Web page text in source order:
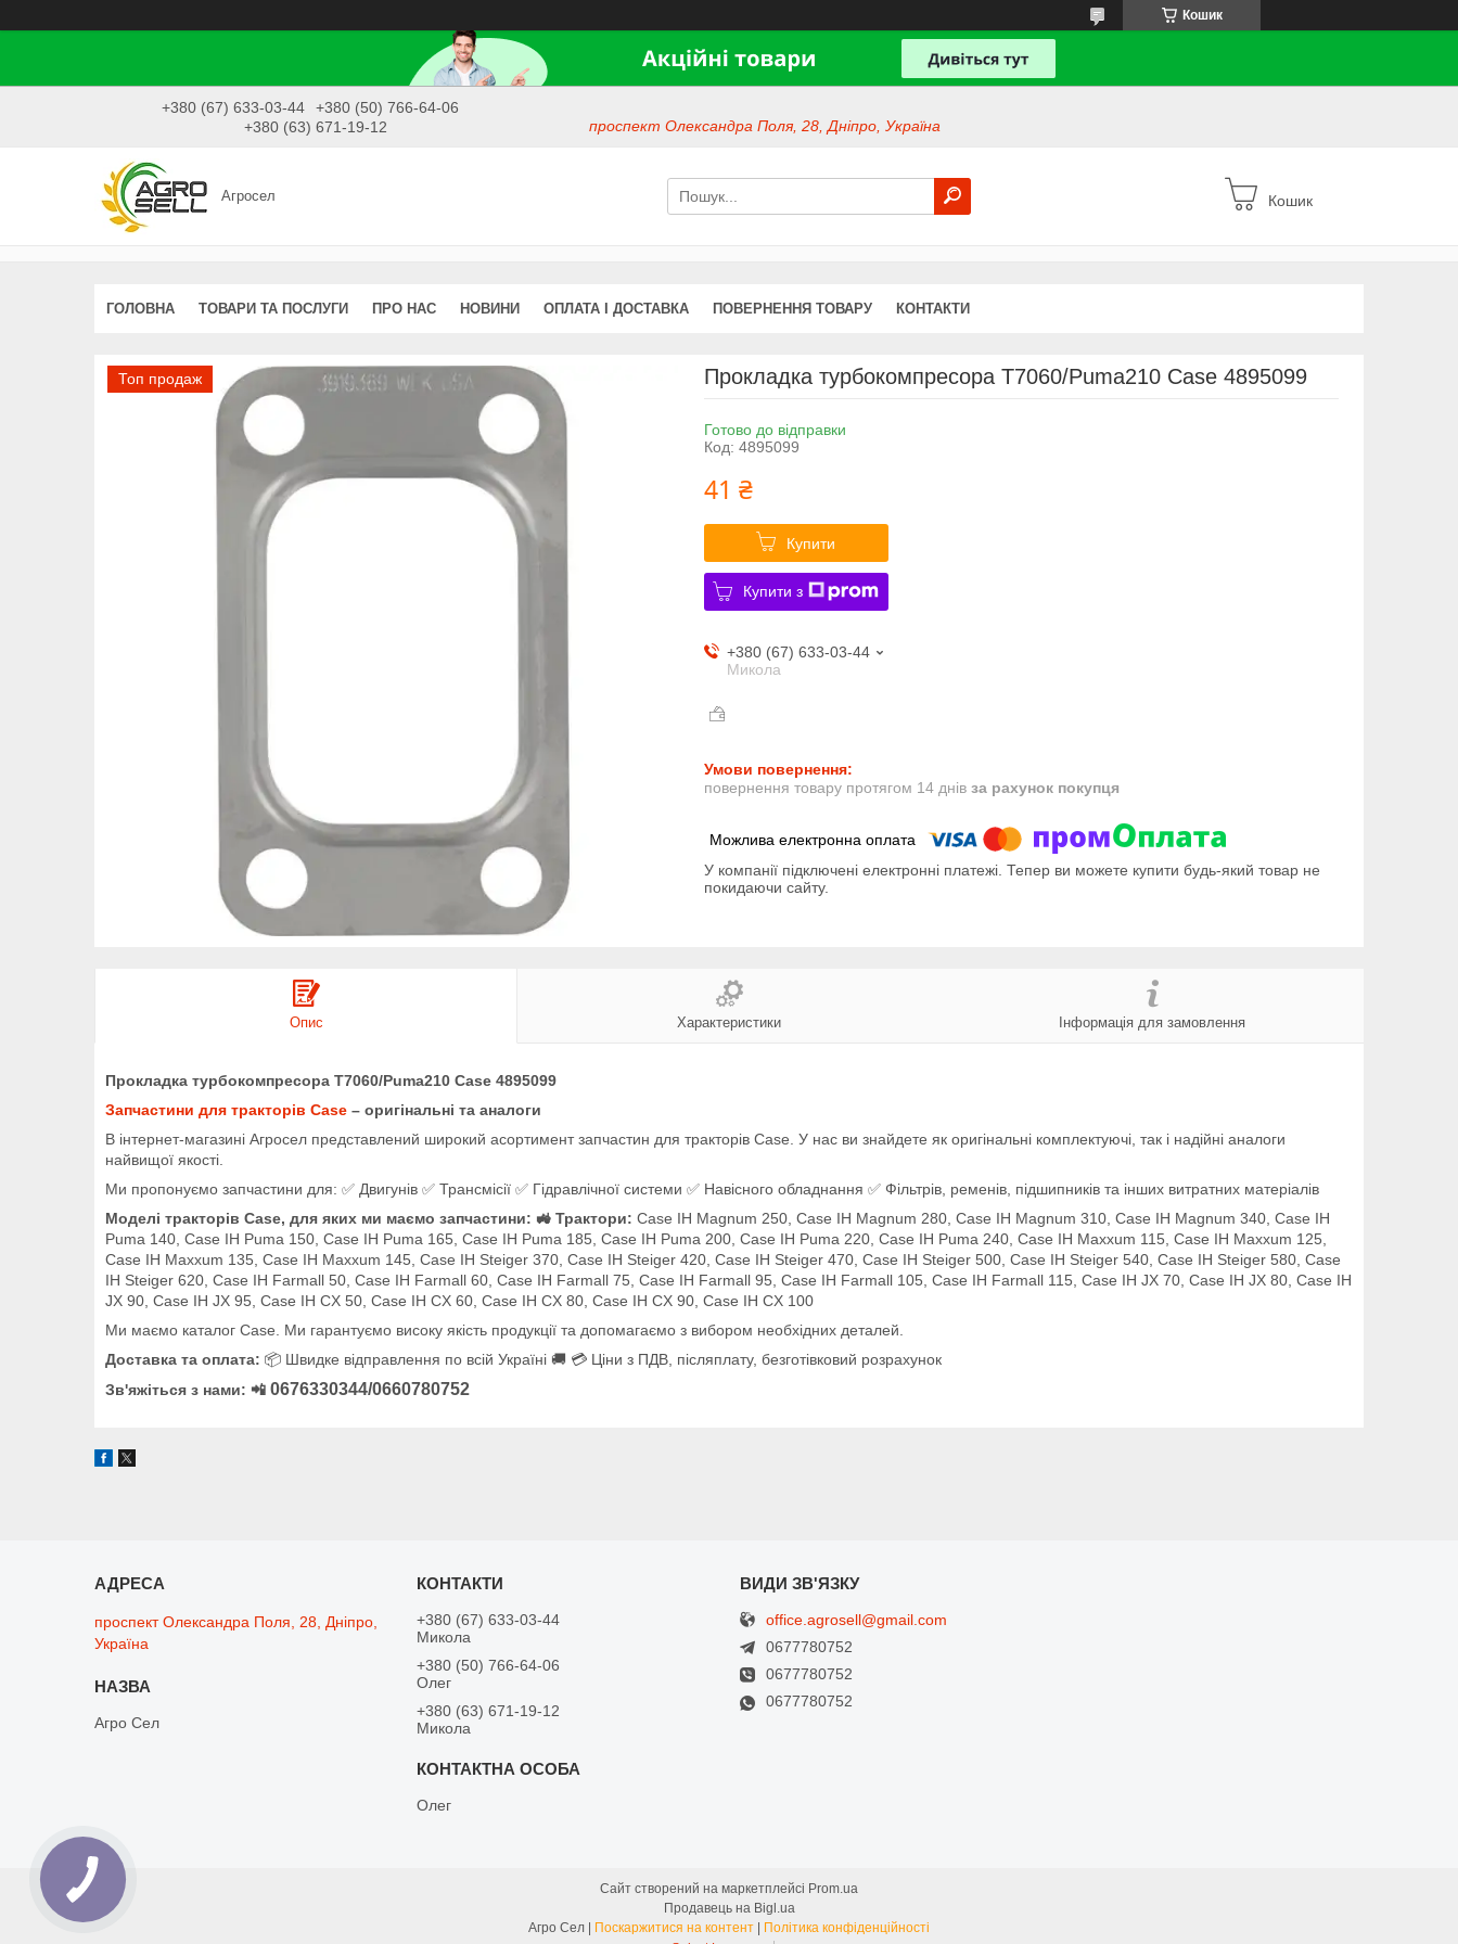
Кошик
+380 (67) 633-03-44
+380 (50) 766-64-06
+380 (63) 671-19-12
проспект Олександра Поля, 28, Дніпро, Україна
Агросел Кошик
ГОЛОВНА ТОВАРИ ТА ПОСЛУГИ ПРО НАС НОВИНИ ОПЛАТА І ДОСТАВКА ПОВЕРНЕННЯ ТОВАРУ КОНТАКТИ
Топ продаж Прокладка турбокомпресора T7060/Puma210 Case 4895099
Готово до відправки
Код: 4895099
41 ₴
Купити
Купити з
+380 (67) 633-03-44
Микола
повернення товару протягом 14 днів за рахунок покупця
У компанії підключені електронні платежі. Тепер ви можете купити будь-який товар не
покидаючи сайту.
Опис Характеристики Інформація для замовлення
Прокладка турбокомпресора T7060/Puma210 Case 4895099
Запчастини для тракторів Case – оригінальні та аналоги
В інтернет-магазині Агросел представлений широкий асортимент запчастин для тракторів Case. У нас ви знайдете як оригінальні комплектуючі, так і надійні аналоги
найвищої якості.
Ми пропонуємо запчастини для: ✅ Двигунів ✅ Трансмісії ✅ Гідравлічної системи ✅ Навісного обладнання ✅ Фільтрів, ременів, підшипників та інших витратних матеріалів
Моделі тракторів Case, для яких ми маємо запчастини: 🚜 Трактори: Case IH Magnum 250, Case IH Magnum 280, Case IH Magnum 310, Case IH Magnum 340, Case IH
Puma 140, Case IH Puma 150, Case IH Puma 165, Case IH Puma 185, Case IH Puma 200, Case IH Puma 220, Case IH Puma 240, Case IH Maxxum 115, Case IH Maxxum 125,
Case IH Maxxum 135, Case IH Maxxum 145, Case IH Steiger 370, Case IH Steiger 420, Case IH Steiger 470, Case IH Steiger 500, Case IH Steiger 540, Case IH Steiger 580, Case
IH Steiger 620, Case IH Farmall 50, Case IH Farmall 60, Case IH Farmall 75, Case IH Farmall 95, Case IH Farmall 105, Case IH Farmall 115, Case IH JX 70, Case IH JX 80, Case IH
JX 90, Case IH JX 95, Case IH CX 50, Case IH CX 60, Case IH CX 80, Case IH CX 90, Case IH CX 100
Ми маємо каталог Case. Ми гарантуємо високу якість продукції та допомагаємо з вибором необхідних деталей.
Доставка та оплата: 📦 Швидке відправлення по всій Україні 🚚 💳 Ціни з ПДВ, післяплату, безготівковий розрахунок
Зв'яжіться з нами: 📲 0676330344/0660780752
проспект Олександра Поля, 28, Дніпро,
Україна
Агро Сел
+380 (67) 633-03-44
Микола
+380 (50) 766-64-06
Олег
+380 (63) 671-19-12
Микола
Олег
office.agrosell@gmail.com
0677780752
0677780752
0677780752
Сайт створений на маркетплейсі Prom.ua
Продавець на Bigl.ua
Агро Сел | Поскаржитися на контент | Політика конфіденційності